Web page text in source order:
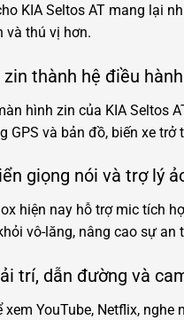
KIA Seltos AT mang lại
và thú vị hơn.
thành hệ điều
hình zin của KIA Seltos
GPS và bản đồ, biến xe
giọng nói và trợ lý
hiện nay hỗ trợ mic tích
vô-lăng, nâng cao sự an
trí, dẫn đường và
xem YouTube, Netflix,